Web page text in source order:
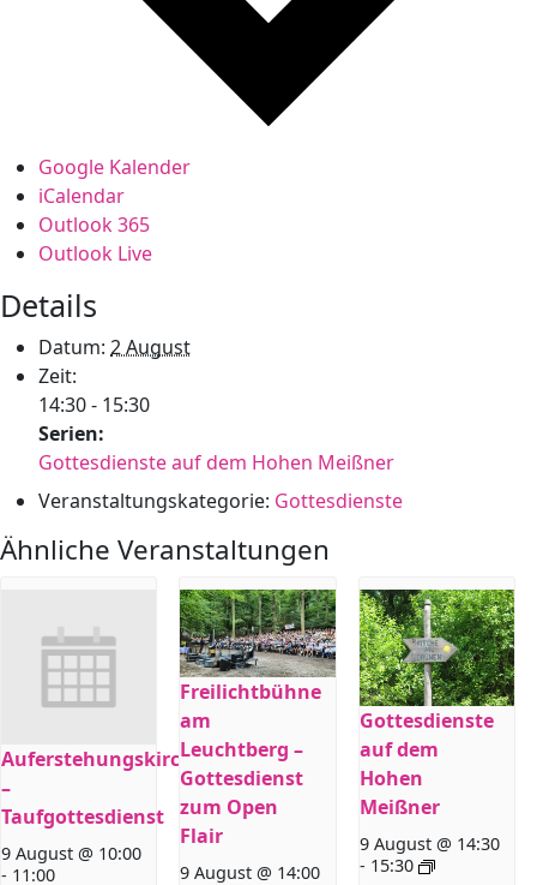
Google Kalender
iCalendar
Outlook 365
Outlook Live
Details
Datum: 2 August
Zeit:
14:30 - 15:30
Serien:
Gottesdienste auf dem Hohen Meißner
Veranstaltungskategorie: Gottesdienste
Ähnliche Veranstaltungen
Auferstehungskirche
–
Taufgottesdienst
9 August @ 10:00
- 11:00
Freilichtbühne
am
Leuchtberg –
Gottesdienst
zum Open
Flair
9 August @ 14:00
Gottesdienste
auf dem
Hohen
Meißner
9 August @ 14:30
- 15:30